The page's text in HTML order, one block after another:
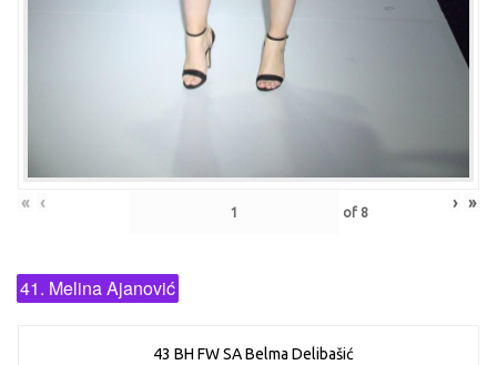
« ‹ of 8 › »
41. Melina Ajanović
43 BH FW SA Belma Delibašić